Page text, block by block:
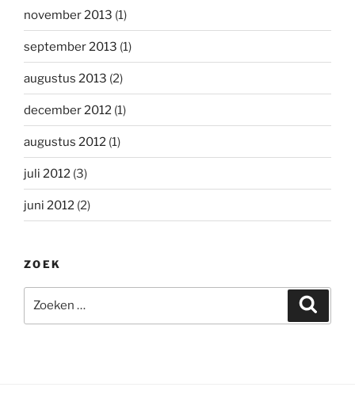
november 2013 (1)
september 2013 (1)
augustus 2013 (2)
december 2012 (1)
augustus 2012 (1)
juli 2012 (3)
juni 2012 (2)
ZOEK
naar: